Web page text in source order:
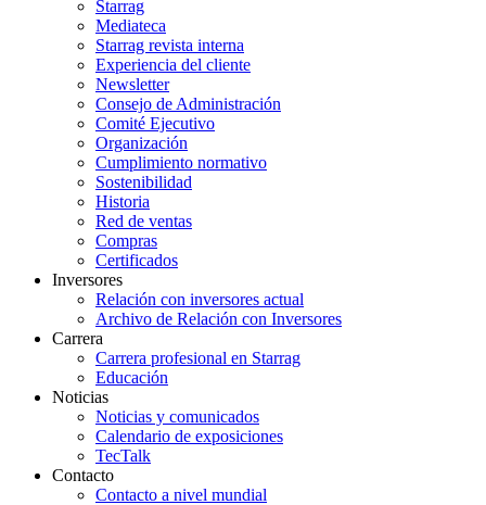
Starrag
Mediateca
Starrag revista interna
Experiencia del cliente
Newsletter
Consejo de Administración
Comité Ejecutivo
Organización
Cumplimiento normativo
Sostenibilidad
Historia
Red de ventas
Compras
Certificados
Inversores
Relación con inversores actual
Archivo de Relación con Inversores
Carrera
Carrera profesional en Starrag
Educación
Noticias
Noticias y comunicados
Calendario de exposiciones
TecTalk
Contacto
Contacto a nivel mundial